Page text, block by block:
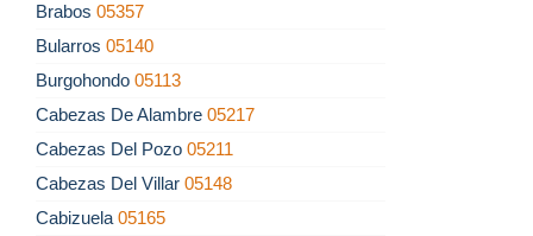
Brabos 05357
Bularros 05140
Burgohondo 05113
Cabezas De Alambre 05217
Cabezas Del Pozo 05211
Cabezas Del Villar 05148
Cabizuela 05165